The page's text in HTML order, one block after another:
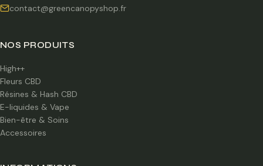
contact@greencanopyshop.fr
NOS PRODUITS
High++
Fleurs CBD
Résines & Hash CBD
E-liquides & Vape
Bien-être & Soins
Accessoires